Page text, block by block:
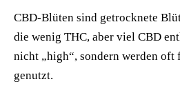
CBD-Blüten sind getrocknete
die wenig THC, aber viel CBD
nicht „high“, sondern werden oft
genutzt.